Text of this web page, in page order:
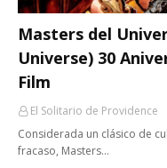
Masters del
Universe) 30
Film
El Solitario de Providence
Considerada un clásico de
fracaso, Masters…